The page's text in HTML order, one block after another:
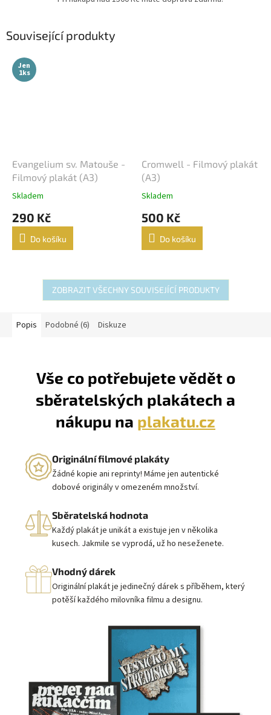
Související produkty
Jen
1ks
Evangelium sv. Matouše -
Filmový plakát (A3)
Skladem
290 Kč
Do košíku
Cromwell - Filmový plakát
(A3)
Skladem
500 Kč
Do košíku
ZOBRAZIT VŠECHNY SOUVISEJÍCÍ PRODUKTY
Popis Podobné (6) Diskuze
Vše co potřebujete vědět o
sběratelských plakátech a
nákupu na plakatu.cz
Originální filmové plakáty
Žádné kopie ani reprinty! Máme jen autentické
dobové originály v omezeném množství.
Sběratelská hodnota
Každý plakát je unikát a existuje jen v několika
kusech. Jakmile se vyprodá, už ho neseženete.
Vhodný dárek
Originální plakát je jedinečný dárek s příběhem, který
potěší každého milovníka filmu a designu.